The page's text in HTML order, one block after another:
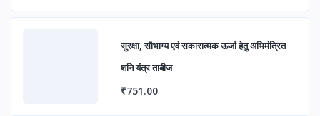
सुरक्षा, सौभाग्य एवं सकारात्मक ऊर्जा हेतु अभिमंत्रित
शनि यंत्र ताबीज
₹751.00